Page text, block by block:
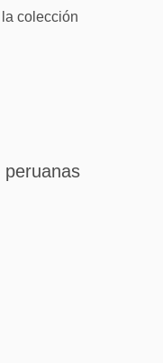
colección
peruanas